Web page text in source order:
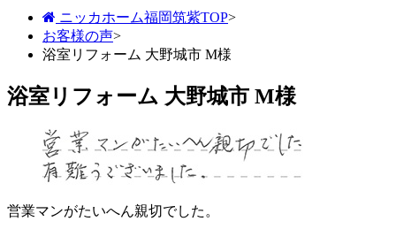
ニッカホーム福岡筑紫TOP>
お客様の声>
浴室リフォーム 大野城市 M様
浴室リフォーム 大野城市 M様
営業マンがたいへん親切でした。